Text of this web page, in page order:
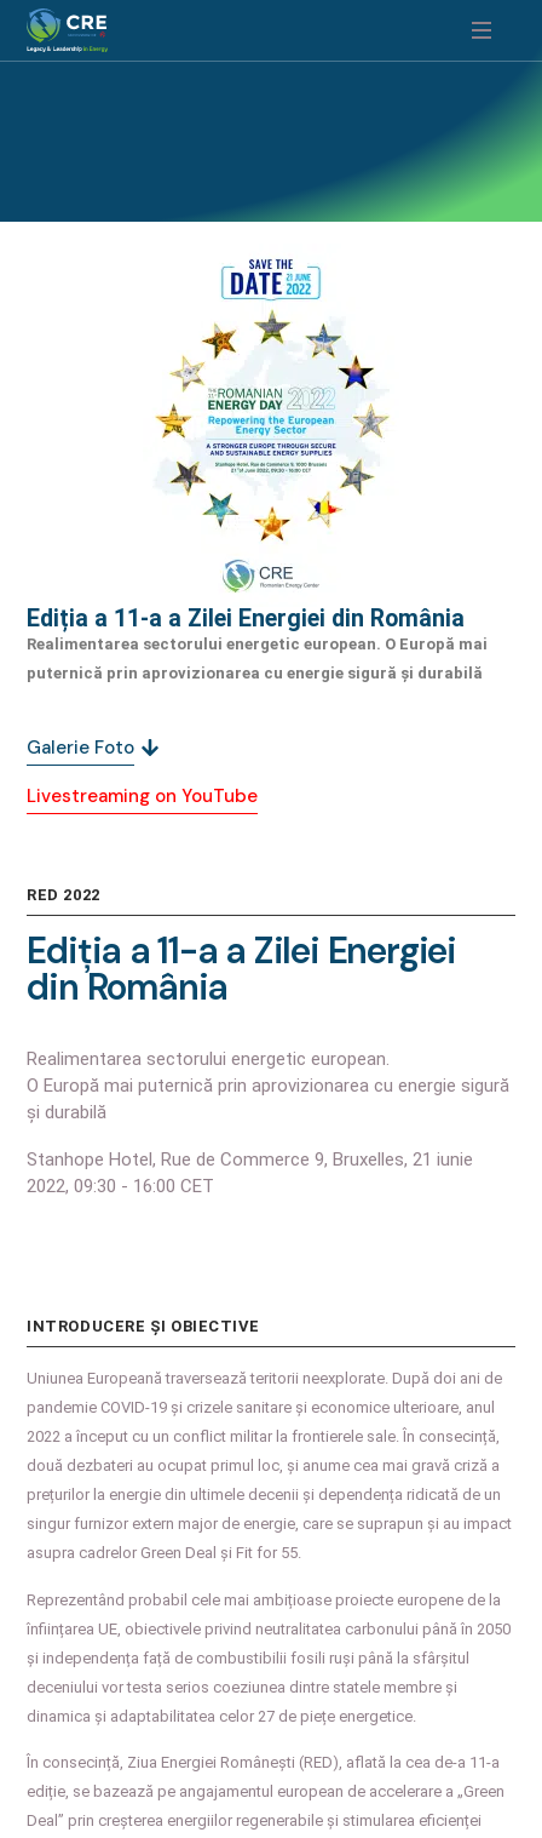
Ediția a 11-a a Zilei Energiei din România
Realimentarea sectorului energetic european. O Europă mai
puternică prin aprovizionarea cu energie sigură și durabilă
Galerie Foto
Livestreaming on YouTube
RED 2022
Ediția a11-a a Zilei Energiei
dinRomânia
Realimentarea sectorului energetic european.
O Europă mai puternică prin aprovizionarea cu energie sigură
și durabilă
Stanhope Hotel, Rue de Commerce 9, Bruxelles, 21 iunie
2022, 09:30 - 16:00 CET
INTRODUCERE ȘI OBIECTIVE
Uniunea Europeană traversează teritorii neexplorate. După doi ani de
pandemie COVID-19 și crizele sanitare și economice ulterioare, anul
2022 a început cu un conflict militar la frontierele sale. În consecință,
două dezbateri au ocupat primul loc, și anume cea mai gravă criză a
prețurilor la energie din ultimele decenii și dependența ridicată de un
singur furnizor extern major de energie, care se suprapun și au impact
asupra cadrelor Green Deal și Fit for 55.
Reprezentând probabil cele mai ambițioase proiecte europene de la
înființarea UE, obiectivele privind neutralitatea carbonului până în 2050
și independența față de combustibilii fosili ruși până la sfârșitul
deceniului vor testa serios coeziunea dintre statele membre și
dinamica și adaptabilitatea celor 27 de piețe energetice.
În consecință, Ziua Energiei Românești (RED), aflată la cea de-a 11-a
ediție, se bazează pe angajamentul european de accelerare a „Green
Deal” prin creșterea energiilor regenerabile și stimularea eficienței